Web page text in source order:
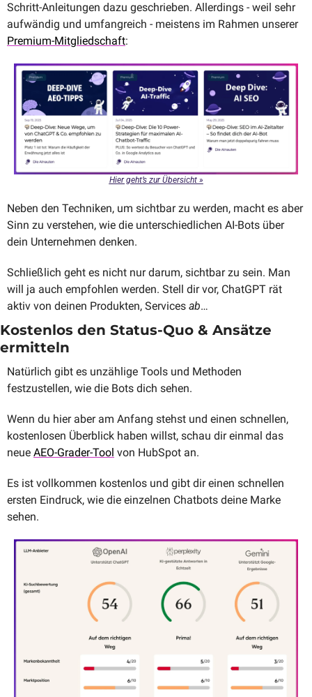
Schritt-Anleitungen dazu geschrieben. Allerdings - weil sehr
aufwändig und umfangreich - meistens im Rahmen unserer
Premium-Mitgliedschaft:
Hier geht’s zur Übersicht »
Neben den Techniken, um sichtbar zu werden, macht es aber
Sinn zu verstehen, wie die unterschiedlichen AI-Bots über
dein Unternehmen denken.
Schließlich geht es nicht nur darum, sichtbar zu sein. Man
will ja auch empfohlen werden. Stell dir vor, ChatGPT rät
aktiv von deinen Produkten, Services ab…
Kostenlos den Status-Quo & Ansätze
ermitteln
Natürlich gibt es unzählige Tools und Methoden
festzustellen, wie die Bots dich sehen.
Wenn du hier aber am Anfang stehst und einen schnellen,
kostenlosen Überblick haben willst, schau dir einmal das
neue AEO-Grader-Tool von HubSpot an.
Es ist vollkommen kostenlos und gibt dir einen schnellen
ersten Eindruck, wie die einzelnen Chatbots deine Marke
sehen.